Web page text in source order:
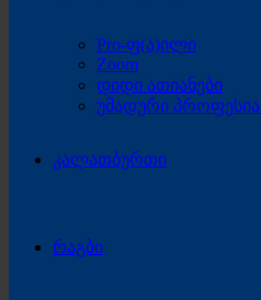
Pro-ფ(ა)ილი
Zoom
დიდი ათიანები
უმადური
კალათბურთი
რაგბი